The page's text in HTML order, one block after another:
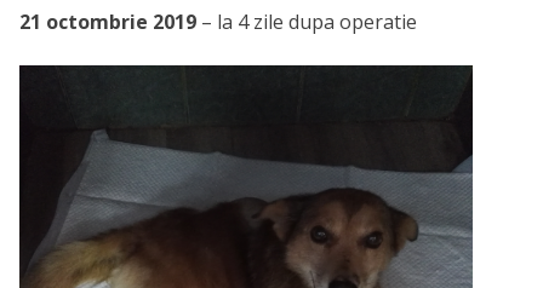
21 octombrie 2019 – la 4 zile dupa operatie